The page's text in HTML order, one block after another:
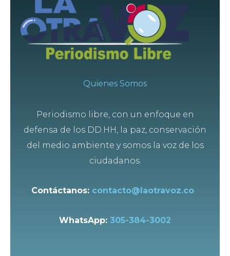
Quienes Somos
Periodismo libre, con un enfoque en
defensa de los DD.HH, la paz, conservación
del medio ambiente y somos la voz de los
ciudadanos.
Contáctanos: contacto@laotravoz.co
WhatsApp: 305-384-3002